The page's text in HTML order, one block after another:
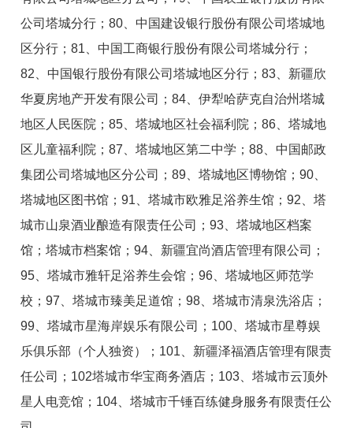
公司塔城分行；80、中国建设银行股份有限公司塔城地
区分行；81、中国工商银行股份有限公司塔城分行；
82、中国银行股份有限公司塔城地区分行；83、新疆欣
华夏房地产开发有限公司；84、伊犁哈萨克自治州塔城
地区人民医院；85、塔城地区社会福利院；86、塔城地
区儿童福利院；87、塔城地区第二中学；88、中国邮政
集团公司塔城地区分公司；89、塔城地区博物馆；90、
塔城地区图书馆；91、塔城市欧雅足浴养生馆；92、塔
城市山泉酒业酿造有限责任公司；93、塔城地区档案
馆；塔城市档案馆；94、新疆宜尚酒店管理有限公司；
95、塔城市雅轩足浴养生会馆；96、塔城地区师范学
校；97、塔城市臻美足道馆；98、塔城市清泉洗浴店；
99、塔城市星海岸娱乐有限公司；100、塔城市星尊娱
乐俱乐部（个人独资）；101、新疆泽福酒店管理有限责
任公司；102塔城市华宝商务酒店；103、塔城市云顶外
星人电竞馆；104、塔城市千锤百练健身服务有限责任公